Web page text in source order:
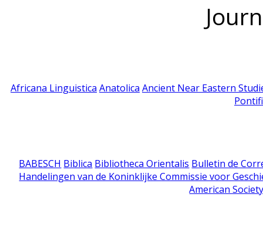
Africana Linguistica Anatolica Ancient Near Eastern
BABESCH Biblica Bibliotheca Orientalis Bulletin de
Handelingen van de Koninklijke Commissie voor
American